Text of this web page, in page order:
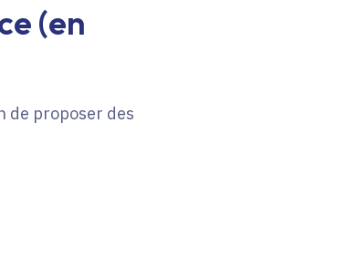
(en
de proposer des